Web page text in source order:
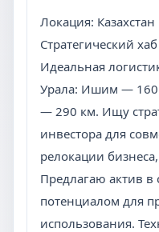
Локация:
Стратегический
Идеальная
Урала: Ишим — 160
— 290 км. Ищу
инвестора для
релокации
Предлагаю актив в
потенциалом для
использования.